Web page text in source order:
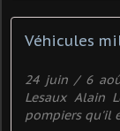
​Véhicules
24 juin / 6
Lesaux Alain
pompiers qu'il